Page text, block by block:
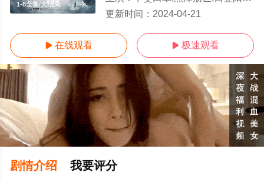
1-8全集/大结局
更新时间： 2024-04-21
 在线观看  极速观看
剧情介绍 我要评分